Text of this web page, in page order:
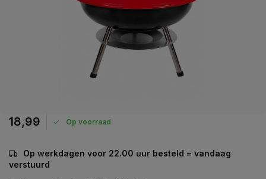
18,99 Op voorraad
Op werkdagen voor 22.00 uur besteld = vandaag
verstuurd